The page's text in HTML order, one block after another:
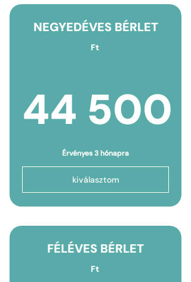
NEGYEDÉVES BÉRLET
Ft
44 500
44
Érvényes 3 hónapra
kiválasztom
FÉLÉVES BÉRLET
Ft